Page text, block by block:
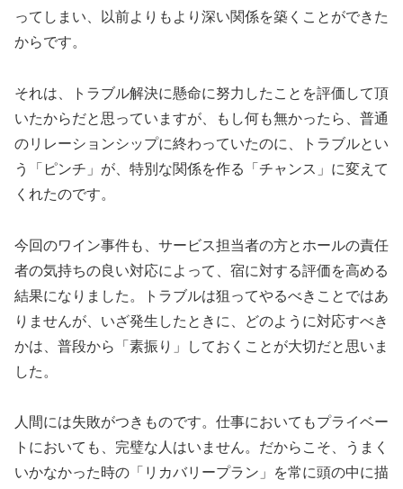
ってしまい、以前よりもより深い関係を築くことができた
からです。
それは、トラブル解決に懸命に努力したことを評価して頂
いたからだと思っていますが、もし何も無かったら、普通
のリレーションシップに終わっていたのに、トラブルとい
う「ピンチ」が、特別な関係を作る「チャンス」に変えて
くれたのです。
今回のワイン事件も、サービス担当者の方とホールの責任
者の気持ちの良い対応によって、宿に対する評価を高める
結果になりました。トラブルは狙ってやるべきことではあ
りませんが、いざ発生したときに、どのように対応すべき
かは、普段から「素振り」しておくことが大切だと思いま
した。
人間には失敗がつきものです。仕事においてもプライベー
トにおいても、完璧な人はいません。だからこそ、うまく
いかなかった時の「リカバリープラン」を常に頭の中に描